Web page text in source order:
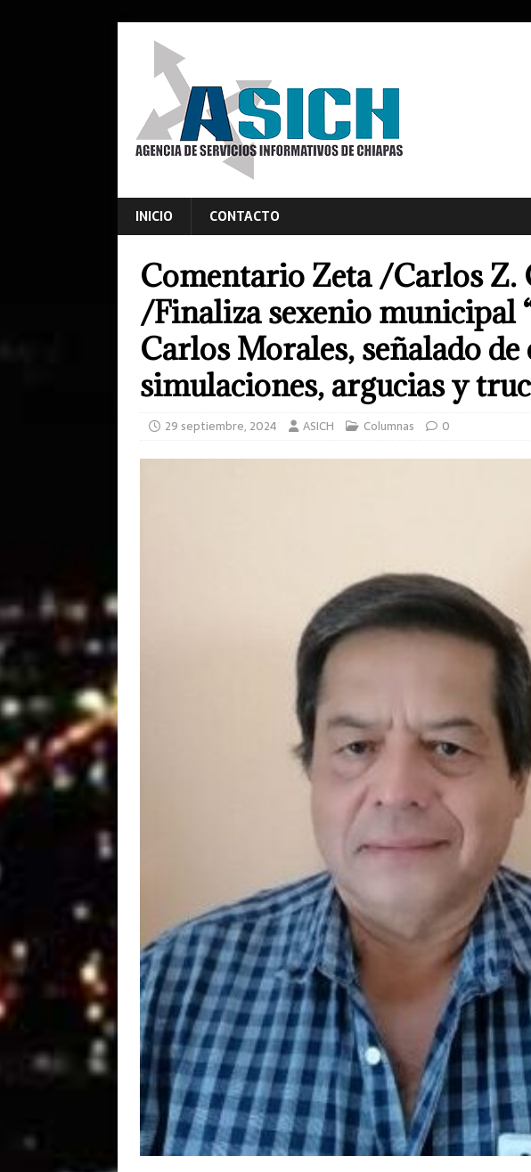
INICIO CONTACTO
Comentario Zeta /Carlos Z.
/Finaliza sexenio municipal
Carlos Morales, señalado
simulaciones, argucias y
29 septiembre, 2024 ASICH Columnas 0